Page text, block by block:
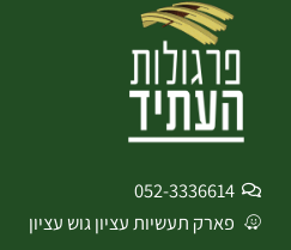
052-3336614
פארק תעשיות עציון גוש עציון